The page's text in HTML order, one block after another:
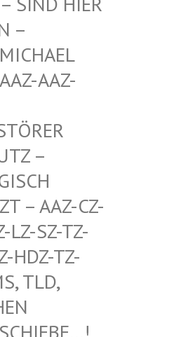
T
G
AAZ-A
Z
– W
GE
AAZ-CZ-DZ
SZ-TZ-VZ
TZ-AA
FR
ST
GI